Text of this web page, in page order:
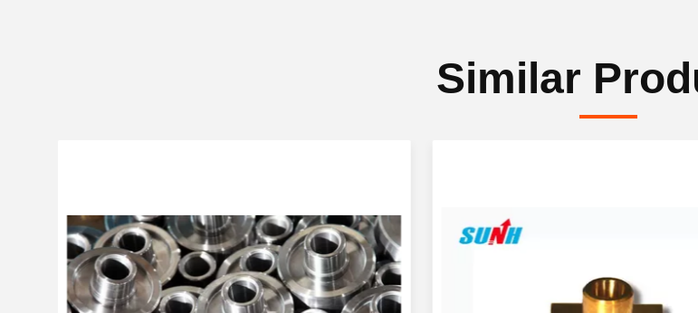
Similar